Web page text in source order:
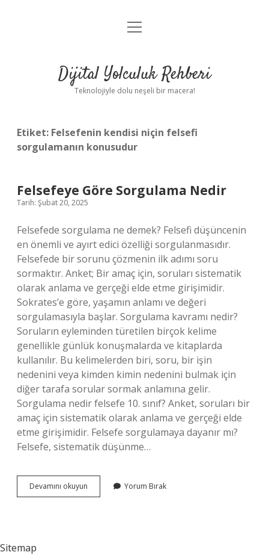
Anasayfa
Yasal Uyarı
menüyü
Dijital Yolculuk Rehberi
Teknolojiyle dolu neşeli bir macera!
Etiket: Felsefenin kendisi niçin felsefi
sorgulamanın konusudur
Felsefeye Göre Sorgulama Nedir
Tarih: Şubat 20, 2025
Felsefede sorgulama ne demek? Felsefi düşüncenin
en önemli ve ayırt edici özelliği sorgulanmasıdır.
Felsefede bir sorunu çözmenin ilk adımı soru
sormaktır. Anket; Bir amaç için, soruları sistematik
olarak anlama ve gerçeği elde etme girişimidir.
Sokrates’e göre, yaşamın anlamı ve değeri
sorgulamasıyla başlar. Sorgulama kavramı nedir?
Soruların eyleminden türetilen birçok kelime
genellikle günlük konuşmalarda ve kitaplarda
kullanılır. Bu kelimelerden biri, soru, bir işin
nedenini veya kimden kimin nedenini bulmak için
diğer tarafa sorular sormak anlamına gelir.
Sorgulama nedir felsefe 10. sınıf? Anket, soruları bir
amaç için sistematik olarak anlama ve gerçeği elde
etme girişimidir. Felsefe sorgulamaya dayanır mı?
Felsefe, sistematik düşünme…
Devamını okuyun Felsefeye
Göre
Yorum Bırak
Sitemap